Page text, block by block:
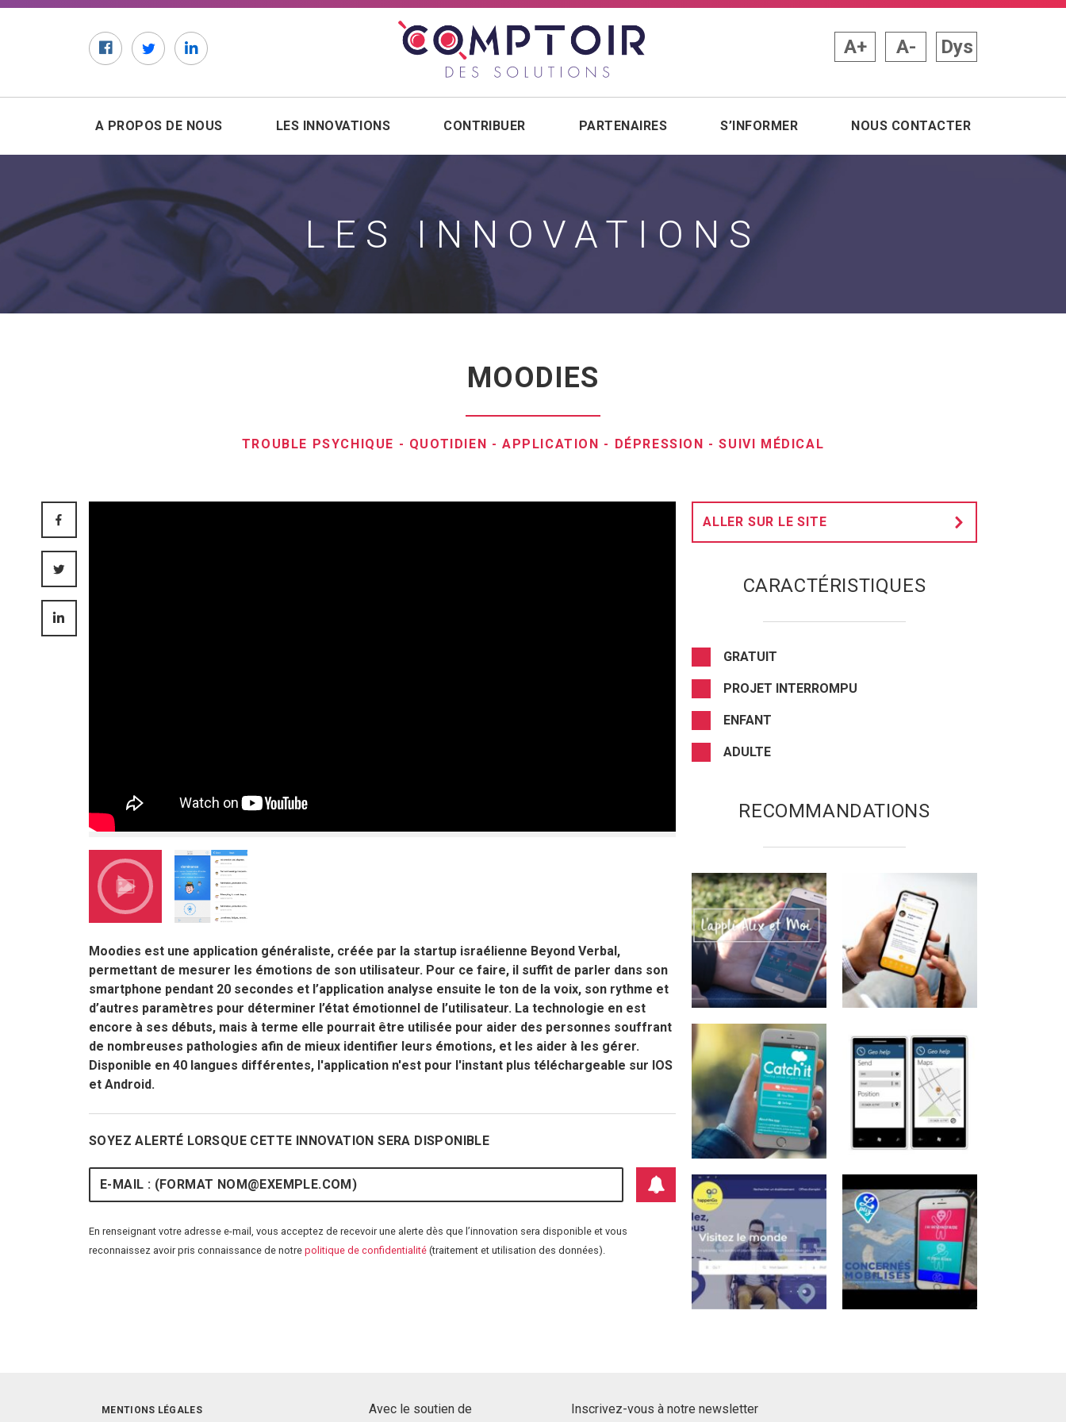
FacebookTwitterLinkedIn
A+ A- Dys
A PROPOS DE NOUS LES INNOVATIONS CONTRIBUER PARTENAIRES S’INFORMER NOUS CONTACTER
LES INNOVATIONS
MOODIES
TROUBLE PSYCHIQUE - QUOTIDIEN -APPLICATION - DÉPRESSION -SUIVI MÉDICAL
Moodies est une application généraliste, créée par la startup israélienne Beyond Verbal,
permettant de mesurer les émotions de son utilisateur. Pour ce faire, il suffit de parler dans son
smartphone pendant 20 secondes et l’application analyse ensuite le ton de la voix, son rythme et
d’autres paramètres pour déterminer l’état émotionnel de l’utilisateur. La technologie en est
encore à ses débuts, mais à terme elle pourrait être utilisée pour aider des personnes souffrant
de nombreuses pathologies afin de mieux identifier leurs émotions, et les aider à les gérer.
Disponible en 40 langues différentes, l'application n'est pour l'instant plus téléchargeable sur IOS
et Android.
SOYEZ ALERTÉ LORSQUE CETTE INNOVATION SERA DISPONIBLE
E-mail
En renseignant votre adresse e-mail, vous acceptez de recevoir une alerte dès que l’innovation sera disponible et vous
reconnaissez avoir pris connaissance de notre politique de confidentialité (traitement et utilisation des données). S'abonner aux alertes
ALLER SUR LE SITE
CARACTÉRISTIQUES
GRATUIT
PROJET INTERROMPU
ENFANT
ADULTE
RECOMMANDATIONS
MENTIONS LÉGALES Avec le soutien de Inscrivez-vous à notre newsletter